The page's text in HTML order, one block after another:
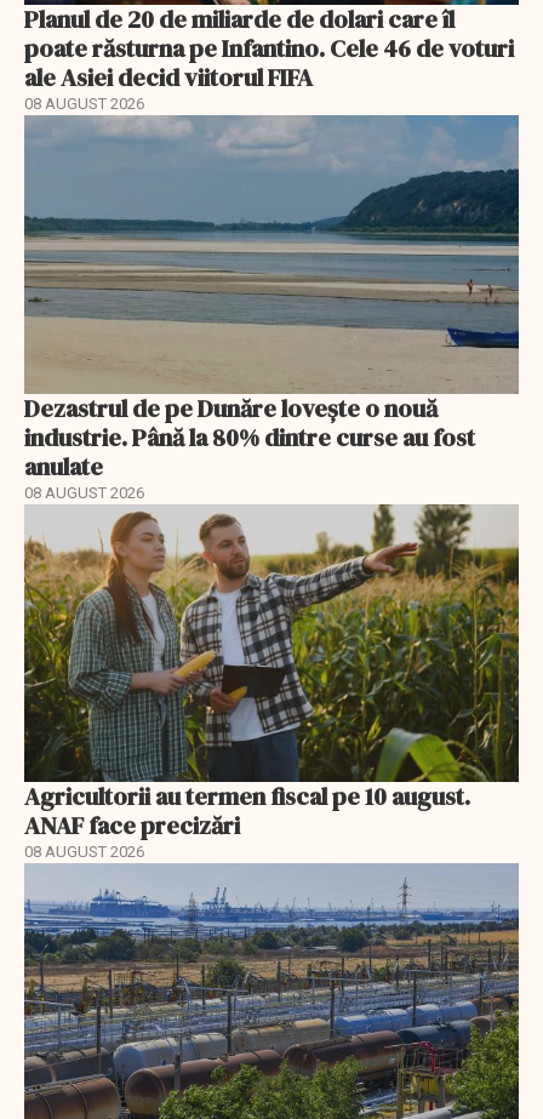
Planul de 20 de miliarde de dolari care îl
poate răsturna pe Infantino. Cele 46 de voturi
ale Asiei decid viitorul FIFA
08 AUGUST 2026
Dezastrul de pe Dunăre lovește o nouă
industrie. Până la 80% dintre curse au fost
anulate
08 AUGUST 2026
Agricultorii au termen fiscal pe 10 august.
ANAF face precizări
08 AUGUST 2026